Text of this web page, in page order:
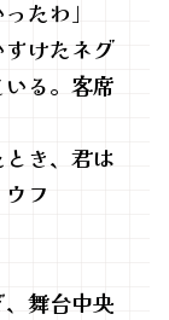
たわ」
けたネグ
る。客席
とき、君は
フ
舞台中央